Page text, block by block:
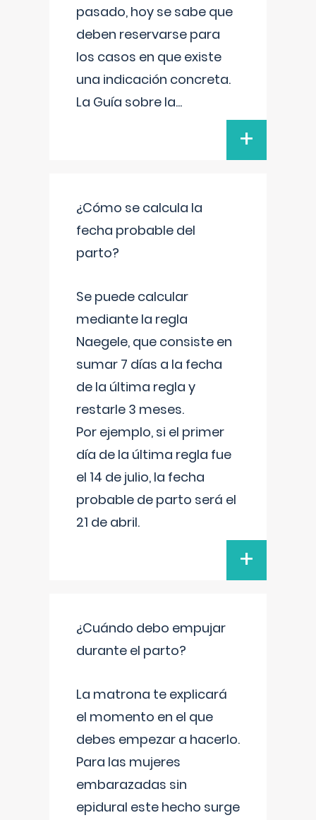
pasado, hoy se sabe que
deben reservarse para
los casos en que existe
una indicación concreta.
La Guía sobre la...
+
¿Cómo se calcula la
fecha probable del
parto?
Se puede calcular
mediante la regla
Naegele, que consiste en
sumar 7 días a la fecha
de la última regla y
restarle 3 meses.
Por ejemplo, si el primer
día de la última regla fue
el 14 de julio, la fecha
probable de parto será el
21 de abril.
+
¿Cuándo debo empujar
durante el parto?
La matrona te explicará
el momento en el que
debes empezar a hacerlo.
Para las mujeres
embarazadas sin
epidural este hecho surge